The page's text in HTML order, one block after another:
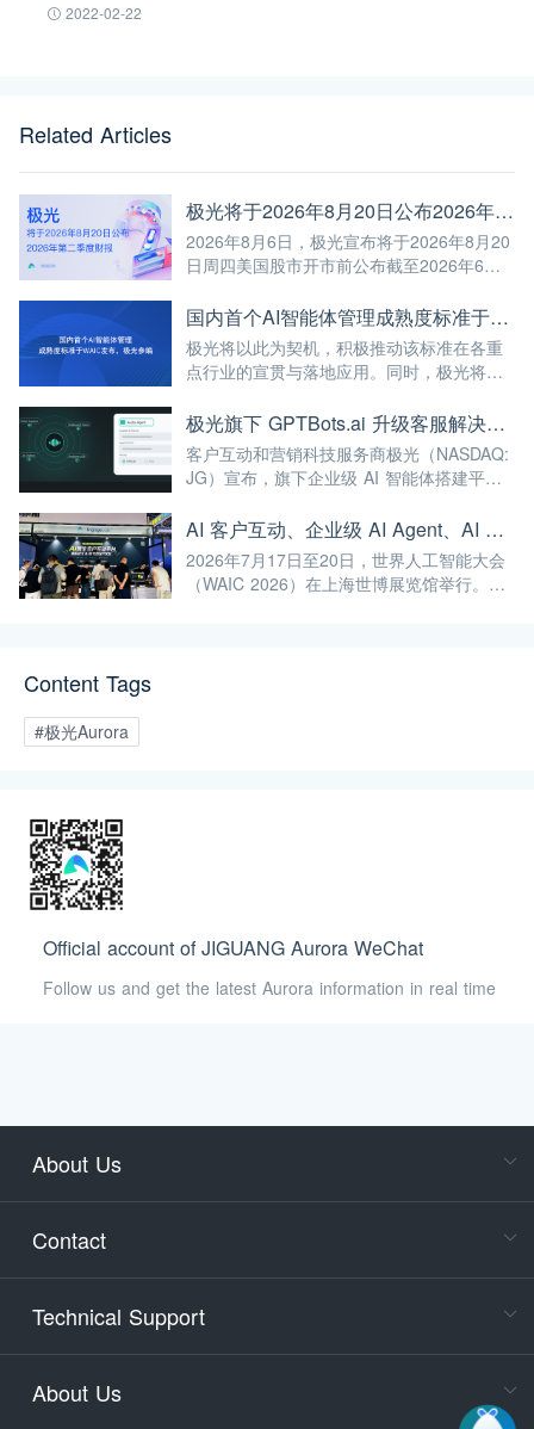
2022-02-22
Related Articles
极光将于2026年8月20日公布2026年第二季度财报
2026年8月6日，极光宣布将于2026年8月20
日周四美国股市开市前公布截至2026年6月
国内首个AI智能体管理成熟度标准于WAIC发布，极光参编
极光将以此为契机，积极推动该标准在各重
点行业的宣贯与落地应用。同时，极光将继
融入自身的产品与服务中，赋能更多企业实
现智能化转型，为我国人工智能产业规模
化、高端化发展注入强劲动能！
极光旗下 GPTBots.ai 升级客服解决方案：Audio Agent 打通企业通信线路，LINE 客服插件 2.0 同步上线
客户互动和营销科技服务商极光（NASDAQ:
JG）宣布，旗下企业级 AI 智能体搭建平台
Agent 正式支持通过 SIP 协议与 Twilio 对接
企业通信系统；LINE 客服插件 2.0 完成界面
重构并新增通知功能。
AI 客户互动、企业级 AI Agent、AI 内容生成集中亮相！极光旗下EngageLab WAIC 2026 现场回顾
2026年7月17日至20日，世界人工智能大会
（WAIC 2026）在上海世博展览馆举行。极
Content Tags
#极光Aurora
Official account of JIGUANG Aurora WeChat
Follow us and get the latest Aurora information in real time
About Us
Contact
Technical Support
About Us
days)
9:30-